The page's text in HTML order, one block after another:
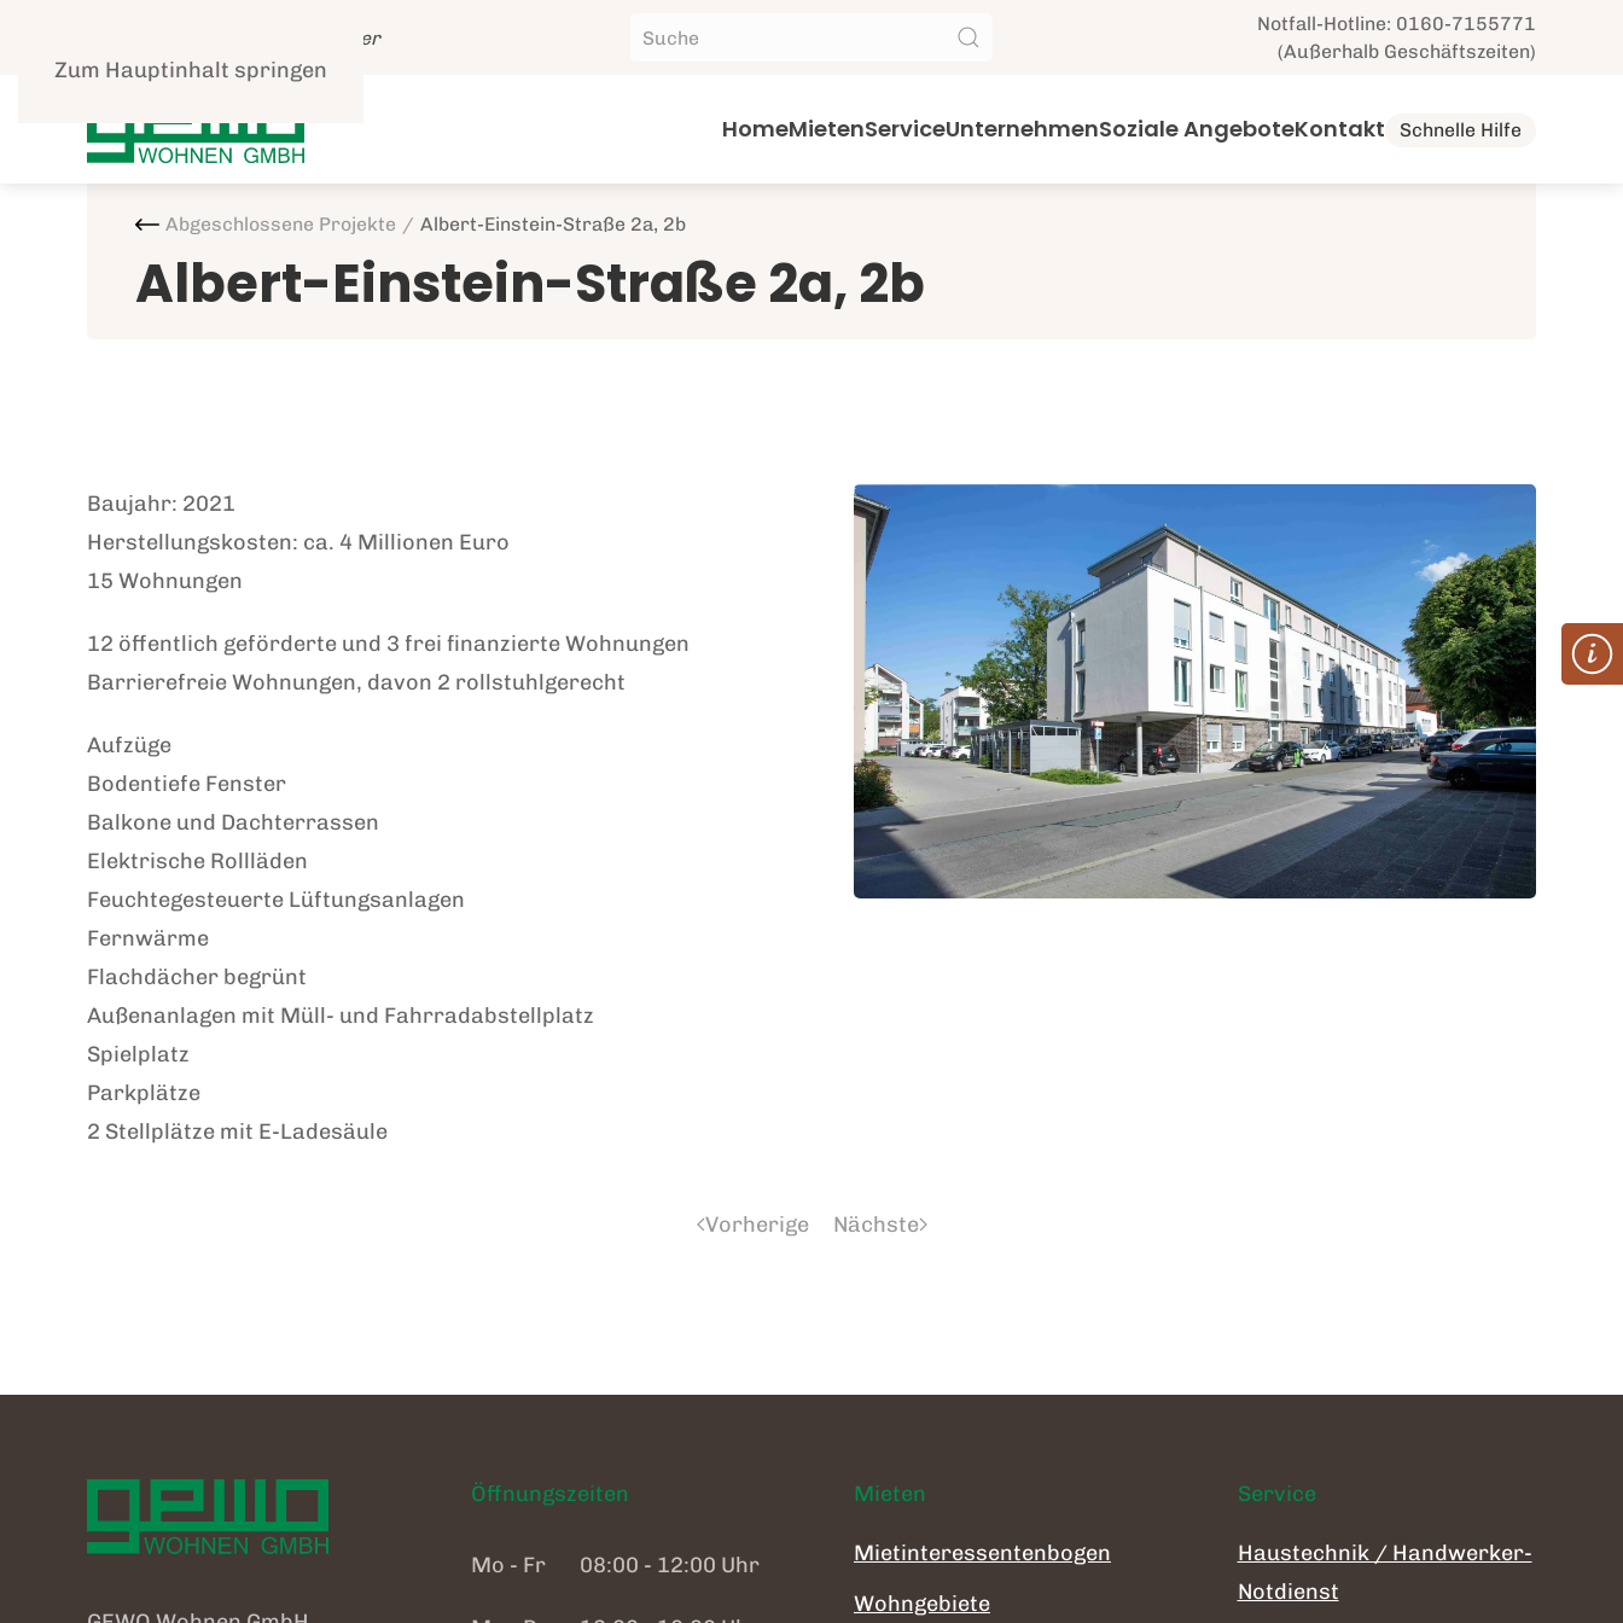
Zum Hauptinhalt springen
Leben und gut Wohnen in Speyer
Notfall-Hotline: 0160-7155771
(Außerhalb Geschäftszeiten)
HomeMietenServiceUnternehmenSoziale AngeboteKontakt Schnelle Hilfe
Abgeschlossene Projekte Albert-Einstein-Straße 2a, 2b
Albert-Einstein-Straße 2a, 2b
Baujahr: 2021
Herstellungskosten: ca. 4 Millionen Euro
15 Wohnungen
12 öffentlich geförderte und 3 frei finanzierte Wohnungen
Barrierefreie Wohnungen, davon 2 rollstuhlgerecht
Aufzüge
Bodentiefe Fenster
Balkone und Dachterrassen
Elektrische Rollläden
Feuchtegesteuerte Lüftungsanlagen
Fernwärme
Flachdächer begrünt
Außenanlagen mit Müll- und Fahrradabstellplatz
Spielplatz
Parkplätze
2 Stellplätze mit E-Ladesäule
Vorherige Nächste
Öffnungszeiten
Mo - Fr 08:00 - 12:00 Uhr
Mieten
Mietinteressentenbogen
Wohngebiete
Service
Haustechnik / Handwerker-
Notdienst